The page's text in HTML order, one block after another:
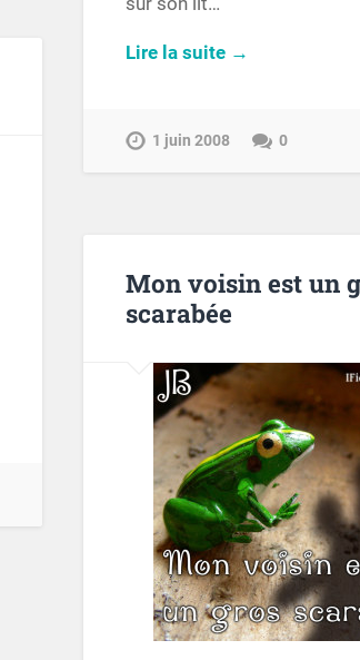
Lire la suite →
1 juin 2008 0
Mon voisin est un
scarabée